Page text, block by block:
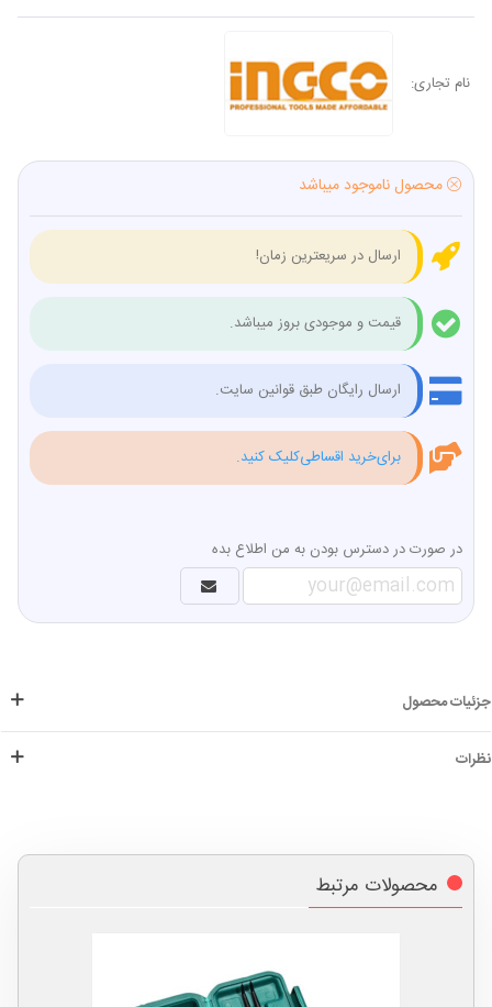
نام تجاری:
محصول ناموجود میباشد
ارسال در سریعترین زمان!
قیمت و موجودی بروز میباشد.
ارسال رایگان طبق قوانین سایت.
برای‌خرید اقساطی‌کلیک کنید.
در صورت در دسترس بودن به من اطلاع بده
جزئیات محصول
نظرات
محصولات مرتبط